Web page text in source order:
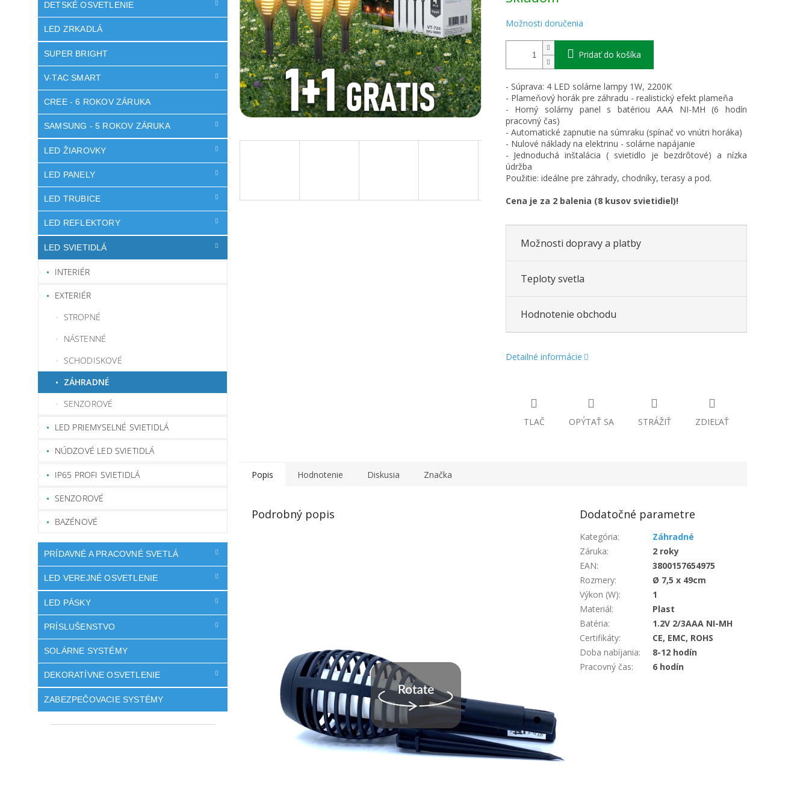
DETSKÉ OSVETLENIE
LED ZRKADLÁ
SUPER BRIGHT
V-TAC SMART
CREE - 6 ROKOV ZÁRUKA
SAMSUNG - 5 ROKOV ZÁRUKA
LED ŽIAROVKY
LED PANELY
LED TRUBICE
LED REFLEKTORY
LED SVIETIDLÁ
INTERIÉR
EXTERIÉR
STROPNÉ
NÁSTENNÉ
SCHODISKOVÉ
ZÁHRADNÉ
SENZOROVÉ
LED PRIEMYSELNÉ SVIETIDLÁ
NÚDZOVÉ LED SVIETIDLÁ
IP65 PROFI SVIETIDLÁ
SENZOROVÉ
BAZÉNOVÉ
PRÍDAVNÉ A PRACOVNÉ SVETLÁ
LED VEREJNÉ OSVETLENIE
LED PÁSKY
PRÍSLUŠENSTVO
SOLÁRNE SYSTÉMY
DEKORATÍVNE OSVETLENIE
ZABEZPEČOVACIE SYSTÉMY
Možnosti doručenia
Pridať do košíka
- Súprava: 4 LED solárne lampy 1W, 2200K
- Plameňový horák pre záhradu - realistický efekt plameňa
- Horný solárny panel s batériou AAA NI-MH (6 hodín
pracovný čas)
- Automatické zapnutie na súmraku (spínač vo vnútri horáka)
- Nulové náklady na elektrinu - solárne napájanie
- Jednoduchá inštalácia ( svietidlo je bezdrôtové) a nízka
údržba
Použitie: ideálne pre záhrady, chodníky, terasy a pod.
Cena je za 2 balenia (8 kusov svietidiel)!
Možnosti dopravy a platby
Teploty svetla
Hodnotenie obchodu
Detailné informácie
TLAČ OPÝTAŤ SA STRÁŽIŤ ZDIEĽAŤ
Popis Hodnotenie Diskusia Značka
Podrobný popis Dodatočné parametre
Kategória:
Záhradné
Záruka:
2 roky
EAN:
3800157654975
Rozmery:
Ø 7,5 x 49cm
Výkon (W):
1
Materiál:
Plast
Batéria:
1.2V 2/3AAA NI-MH
Certifikáty:
CE, EMC, ROHS
Doba nabíjania:
8-12 hodín
Pracovný čas: 6 hodín